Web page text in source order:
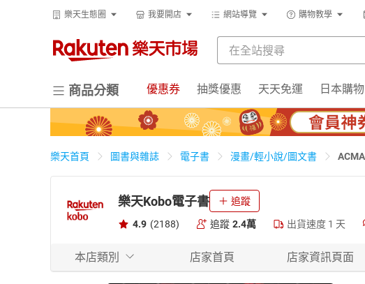
樂天生態圈 我要開店 網站導覽 購物教學
商品分類 優惠券 抽獎優惠 天天免運 日本購物
樂天首頁 圖書與雜誌 電子書 漫畫/輕小說/圖文書
樂天Kobo電子書 追蹤
4.9 (2188) 追蹤 2.4萬 出貨速度 1 天
本店類別 店家首頁 店家資訊頁面